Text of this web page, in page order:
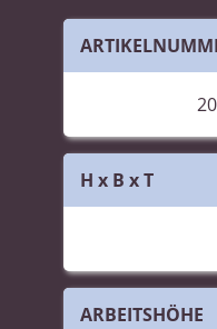
H x B x T
ARBEITSHÖHE